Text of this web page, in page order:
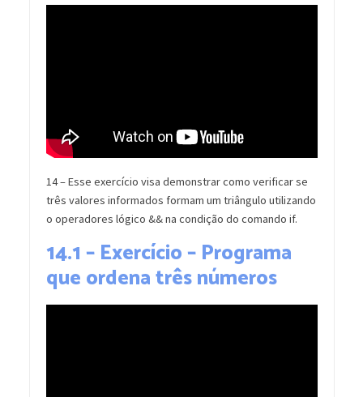
14 – Esse exercício visa demonstrar como verificar se
três valores informados formam um triângulo utilizando
o operadores lógico && na condição do comando if.
14.1 – Exercício – Programa
que ordena três números